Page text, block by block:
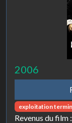
2006
exploitation
Revenus du film :